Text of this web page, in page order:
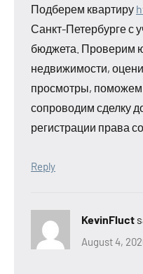
Подберем квартиру
Санкт-Петербурге с
бюджета. Проверим
недвижимости,
просмотры, поможем
сопроводим сделку
регистрации права
Reply
KevinFluct
August 4,